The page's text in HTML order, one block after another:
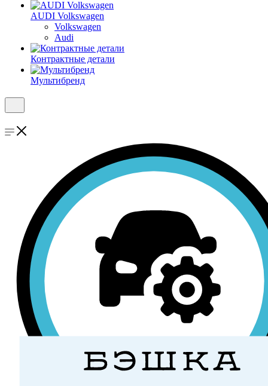
AUDI Volkswagen
Volkswagen
Audi
Контрактные детали
Мультибренд